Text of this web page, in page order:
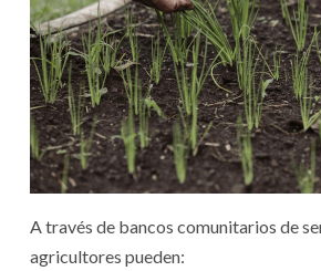
A través de bancos comunitarios de
agricultores pueden: